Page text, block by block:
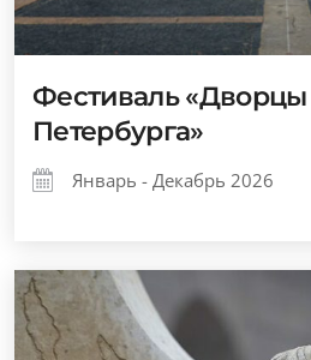
Фестиваль «Дворцы
Петербурга»
Январь - Декабрь 2026